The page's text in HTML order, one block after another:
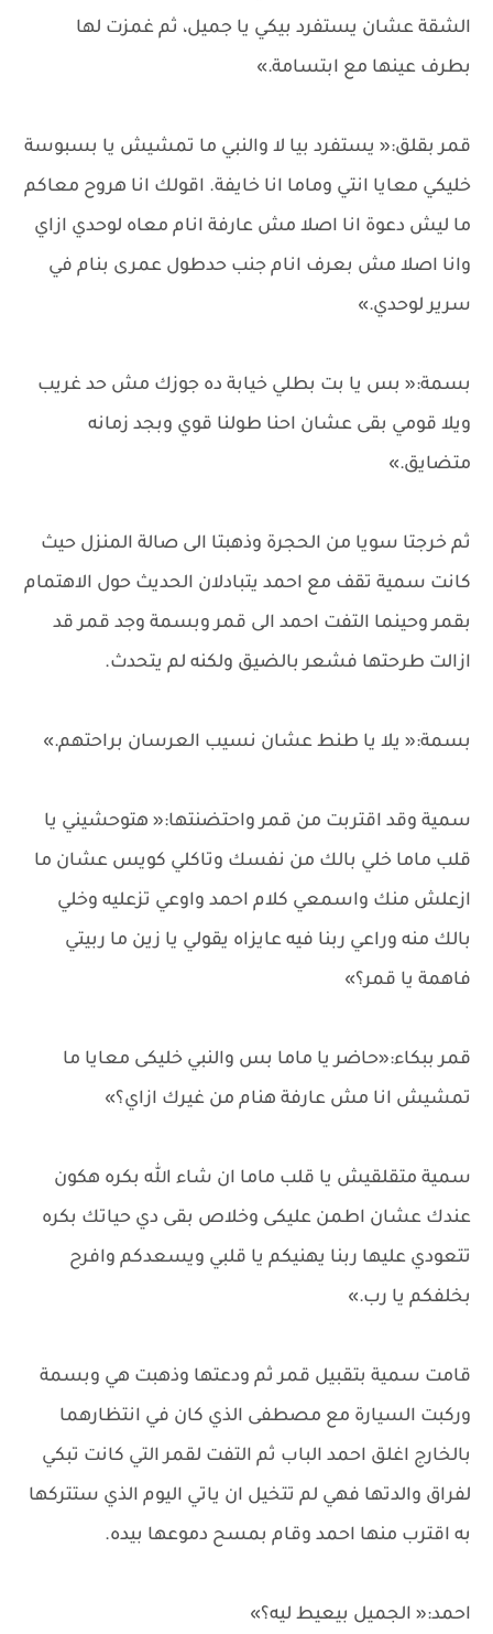
الشقة عشان يستفرد بيكي يا جميل، ثم غمزت لها
بطرف عينها مع ابتسامة.»
قمر بقلق:« يستفرد بيا لا والنبي ما تمشيش يا بسبوسة
خليكي معايا انتي وماما انا خايفة. اقولك انا هروح معاكم
ما ليش دعوة انا اصلا مش عارفة انام معاه لوحدي ازاي
وانا اصلا مش بعرف انام جنب حدطول عمرى بنام في
سرير لوحدي.»
بسمة:« بس يا بت بطلي خيابة ده جوزك مش حد غريب
ويلا قومي بقى عشان احنا طولنا قوي وبجد زمانه
متضايق.»
ثم خرجتا سويا من الحجرة وذهبتا الى صالة المنزل حيث
كانت سمية تقف مع احمد يتبادلان الحديث حول الاهتمام
بقمر وحينما التفت احمد الى قمر وبسمة وجد قمر قد
ازالت طرحتها فشعر بالضيق ولكنه لم يتحدث.
بسمة:« يلا يا طنط عشان نسيب العرسان براحتهم.»
سمية وقد اقتربت من قمر واحتضنتها:« هتوحشيني يا
قلب ماما خلي بالك من نفسك وتاكلي كويس عشان ما
ازعلش منك واسمعي كلام احمد واوعي تزعليه وخلي
بالك منه وراعي ربنا فيه عايزاه يقولي يا زين ما ربيتي
فاهمة يا قمر؟»
قمر ببكاء:«حاضر يا ماما بس والنبي خليكى معايا ما
تمشيش انا مش عارفة هنام من غيرك ازاي؟»
سمية متقلقيش يا قلب ماما ان شاء الله بكره هكون
عندك عشان اطمن عليكى وخلاص بقى دي حياتك بكره
تتعودي عليها ربنا يهنيكم يا قلبي ويسعدكم وافرح
بخلفكم يا رب.»
قامت سمية بتقبيل قمر ثم ودعتها وذهبت هي وبسمة
وركبت السيارة مع مصطفى الذي كان في انتظارهما
بالخارج اغلق احمد الباب ثم التفت لقمر التي كانت تبكي
لفراق والدتها فهي لم تتخيل ان ياتي اليوم الذي ستتركها
به اقترب منها احمد وقام بمسح دموعها بيده.
احمد:« الجميل بيعيط ليه؟»